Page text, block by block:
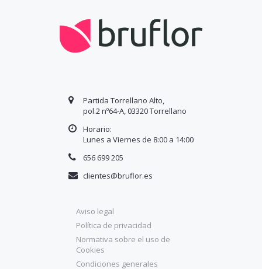
Aviso legal
Política de privacidad
Normativa sobre el uso de
Cookies
Condiciones generales
Partida Torrellano Alto,
pol.2 nº64-A, 03320 Torrellano
Horario:
Lunes a Viernes de 8:00 a 14:00
656 699 205
clientes@bruflor.es